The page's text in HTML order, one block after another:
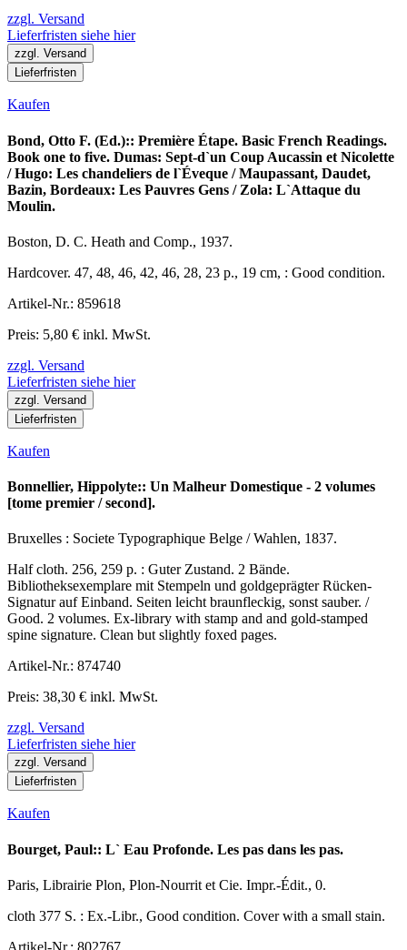
zzgl. Versand
Lieferfristen siehe hier
zzgl. Versand
Lieferfristen
Kaufen
Bond, Otto F. (Ed.):: Première Étape. Basic French Readings.
Book one to five. Dumas: Sept-d`un Coup Aucassin et Nicolette
/ Hugo: Les chandeliers de l`Éveque / Maupassant, Daudet,
Bazin, Bordeaux: Les Pauvres Gens / Zola: L`Attaque du
Moulin.
Boston, D. C. Heath and Comp., 1937.
Hardcover. 47, 48, 46, 42, 46, 28, 23 p., 19 cm, : Good condition.
Artikel-Nr.: 859618
Preis: 5,80 € inkl. MwSt.
zzgl. Versand
Lieferfristen siehe hier
zzgl. Versand
Lieferfristen
Kaufen
Bonnellier, Hippolyte:: Un Malheur Domestique - 2 volumes
[tome premier / second].
Bruxelles : Societe Typographique Belge / Wahlen, 1837.
Half cloth. 256, 259 p. : Guter Zustand. 2 Bände.
Bibliotheksexemplare mit Stempeln und goldgeprägter Rücken-
Signatur auf Einband. Seiten leicht braunfleckig, sonst sauber. /
Good. 2 volumes. Ex-library with stamp and and gold-stamped
spine signature. Clean but slightly foxed pages.
Artikel-Nr.: 874740
Preis: 38,30 € inkl. MwSt.
zzgl. Versand
Lieferfristen siehe hier
zzgl. Versand
Lieferfristen
Kaufen
Bourget, Paul:: L` Eau Profonde. Les pas dans les pas.
Paris, Librairie Plon, Plon-Nourrit et Cie. Impr.-Édit., 0.
cloth 377 S. : Ex.-Libr., Good condition. Cover with a small stain.
Artikel-Nr.: 802767